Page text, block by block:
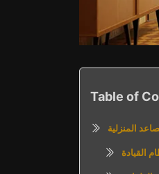
Table of
المنزلية